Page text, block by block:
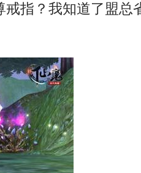
戒指？我知道了盟总